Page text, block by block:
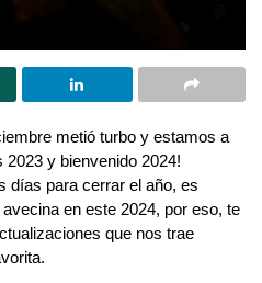
metió turbo y estamos a
2023 y bienvenido 2024!
días para cerrar el año, es
en este 2024, por eso, te
que nos trae